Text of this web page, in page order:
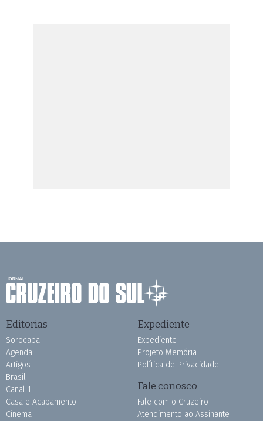
Editorias
Sorocaba
Agenda
Artigos
Brasil
Canal 1
Casa e Acabamento
Cinema
Expediente
Expediente
Projeto Memória
Política de Privacidade
Fale conosco
Fale com o Cruzeiro
Atendimento ao Assinante